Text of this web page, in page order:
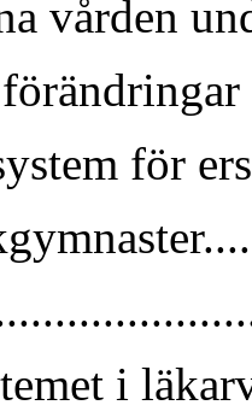
vården
för
i